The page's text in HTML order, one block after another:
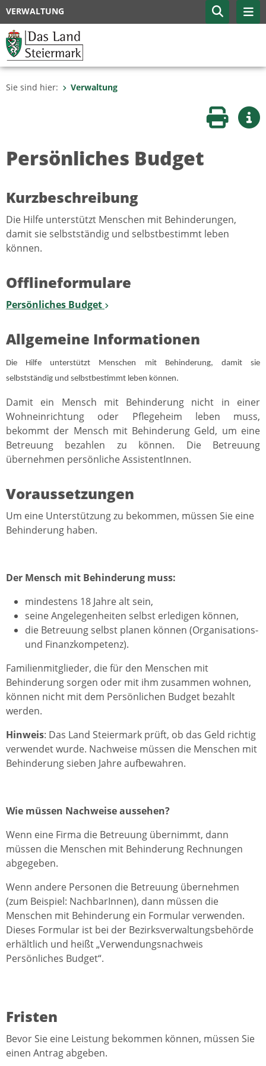
VERWALTUNG
Sie sind hier: Verwaltung
Seite
Persönliches Budget
Kurzbeschreibung
Die Hilfe unterstützt Menschen mit Behinderungen,
damit sie selbstständig und selbstbestimmt leben
können.
Offlineformulare
Persönliches Budget
Allgemeine Informationen
Die Hilfe unterstützt Menschen mit Behinderung, damit sie
selbstständig und selbstbestimmt leben können.
Damit ein Mensch mit Behinderung nicht in einer
Wohneinrichtung oder Pflegeheim leben muss,
bekommt der Mensch mit Behinderung Geld, um eine
Betreuung bezahlen zu können. Die Betreuung
übernehmen persönliche AssistentInnen.
Voraussetzungen
Um eine Unterstützung zu bekommen, müssen Sie eine
Behinderung haben.
Der Mensch mit Behinderung muss:
mindestens 18 Jahre alt sein,
seine Angelegenheiten selbst erledigen können,
die Betreuung selbst planen können (Organisations-
und Finanzkompetenz).
Familienmitglieder, die für den Menschen mit
Behinderung sorgen oder mit ihm zusammen wohnen,
können nicht mit dem Persönlichen Budget bezahlt
werden.
Hinweis: Das Land Steiermark prüft, ob das Geld richtig
verwendet wurde. Nachweise müssen die Menschen mit
Behinderung sieben Jahre aufbewahren.
Wie müssen Nachweise aussehen?
Wenn eine Firma die Betreuung übernimmt, dann
müssen die Menschen mit Behinderung Rechnungen
abgegeben.
Wenn andere Personen die Betreuung übernehmen
(zum Beispiel: NachbarInnen), dann müssen die
Menschen mit Behinderung ein Formular verwenden.
Dieses Formular ist bei der Bezirksverwaltungsbehörde
erhältlich und heißt „Verwendungsnachweis
Persönliches Budget“.
Fristen
Bevor Sie eine Leistung bekommen können, müssen Sie
einen Antrag abgeben.